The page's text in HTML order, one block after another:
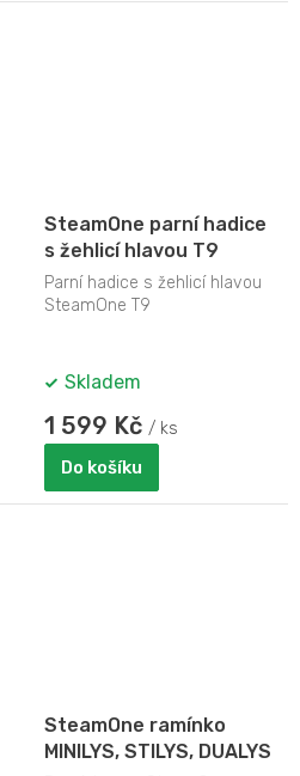
SteamOne parní hadice
s žehlicí hlavou T9
Parní hadice s žehlicí hlavou
SteamOne T9
Skladem
1 599 Kč / ks
Do košíku
SteamOne ramínko
MINILYS, STILYS, DUALYS